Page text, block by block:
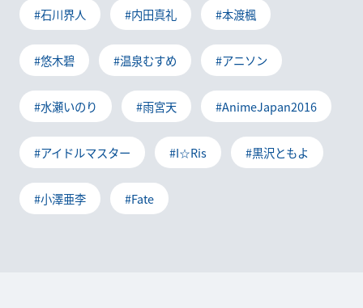
#石川界人 #内田真礼 #本渡楓
#悠木碧 #温泉むすめ #アニソン
#水瀬いのり #雨宮天 #AnimeJapan2016
#アイドルマスター #I☆Ris #黒沢ともよ
#小澤亜李 #Fate